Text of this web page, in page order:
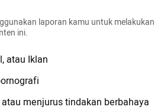
laporan kamu untuk melakukan
ini.
atau Iklan
menjurus tindakan berbahaya